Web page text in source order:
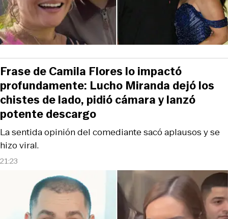
21:23
La sentida opinión del comediante sacó aplausos y se
hizo viral.
Frase de Camila Flores lo impactó
profundamente: Lucho Miranda dejó los
chistes de lado, pidió cámara y lanzó
potente descargo